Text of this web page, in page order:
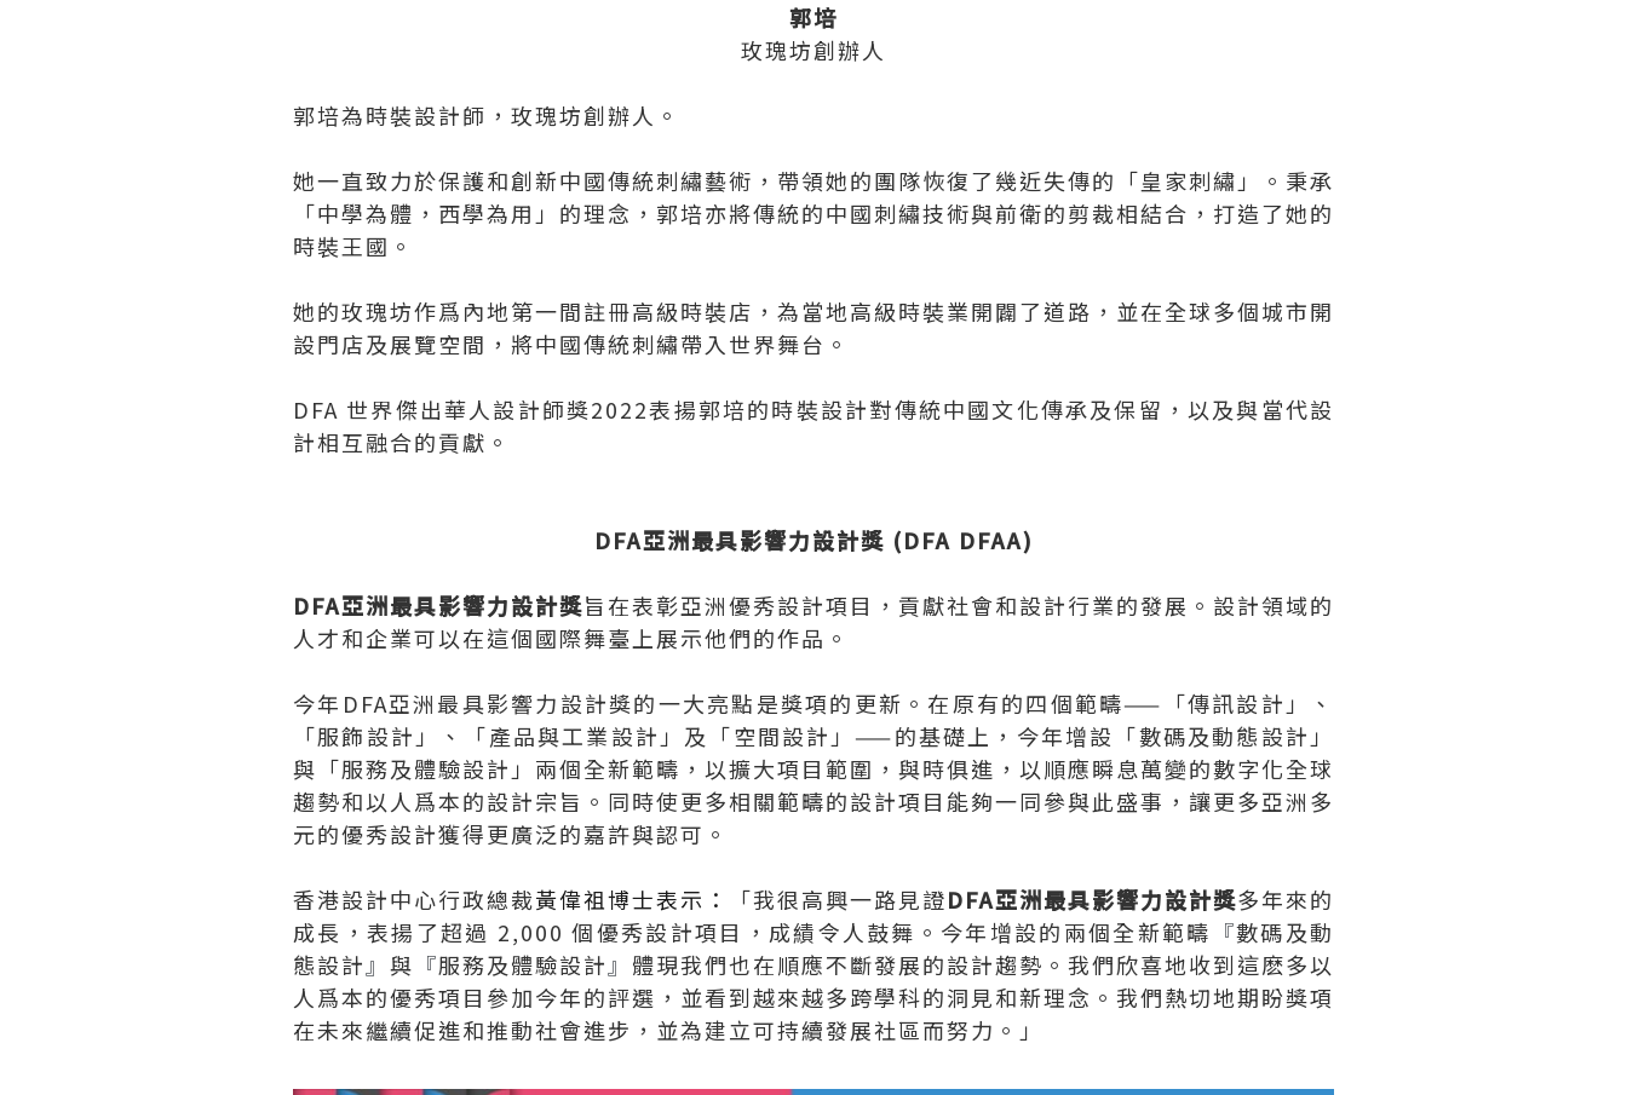
郭培
玫瑰坊創辦人
郭培為時裝設計師，玫瑰坊創辦人。
她一直致力於保護和創新中國傳統刺繡藝術，帶領她的團隊恢復了幾近失傳的「皇家刺繡」。秉承
「中學為體，西學為用」的理念，郭培亦將傳統的中國刺繡技術與前衛的剪裁相結合，打造了她的
時裝王國。
她的玫瑰坊作爲內地第一間註冊高級時裝店，為當地高級時裝業開闢了道路，並在全球多個城市開
設門店及展覽空間，將中國傳統刺繡帶入世界舞台。
DFA 世界傑出華人設計師獎2022表揚郭培的時裝設計對傳統中國文化傳承及保留，以及與當代設
計相互融合的貢獻。
DFA亞洲最具影響力設計獎 (DFA DFAA)
DFA亞洲最具影響力設計獎旨在表彰亞洲優秀設計項目，貢獻社會和設計行業的發展。設計領域的
人才和企業可以在這個國際舞臺上展示他們的作品。
今年DFA亞洲最具影響力設計獎的一大亮點是獎項的更新。在原有的四個範疇——「傳訊設計」、
「服飾設計」、「產品與工業設計」及「空間設計」——的基礎上，今年增設「數碼及動態設計」
與「服務及體驗設計」兩個全新範疇，以擴大項目範圍，與時俱進，以順應瞬息萬變的數字化全球
趨勢和以人爲本的設計宗旨。同時使更多相關範疇的設計項目能夠一同參與此盛事，讓更多亞洲多
元的優秀設計獲得更廣泛的嘉許與認可。
香港設計中心行政總裁黃偉祖博士表示： 「我很高興一路見證DFA亞洲最具影響力設計獎多年來的
成長，表揚了超過 2,000 個優秀設計項目，成績令人鼓舞。今年增設的兩個全新範疇 『數碼及動
態設計 』 與 『服務及體驗設計 』 體現我們也在順應不斷發展的設計趨勢。我們欣喜地收到這麽多以
人爲本的優秀項目參加今年的評選，並看到越來越多跨學科的洞見和新理念。我們熱切地期盼獎項
在未來繼續促進和推動社會進步，並為建立可持續發展社區而努力。」